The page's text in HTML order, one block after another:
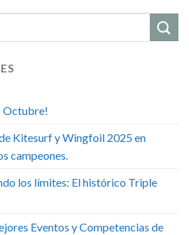
Octubre!
Kitesurf y Wingfoil 2025 en
campeones.
los límites: El histórico Triple
Eventos y Competencias de